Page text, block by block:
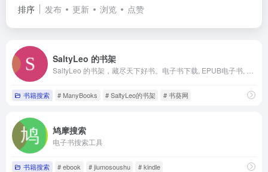
排序
发布 更新 浏览 点赞
SaltyLeo 的书架
书籍搜索 # ManyBooks # SaltyLeo的书架 # 书葵网
鸠摩搜索
电子书搜索工具
书籍搜索 # ebook # jiumosoushu # kindle